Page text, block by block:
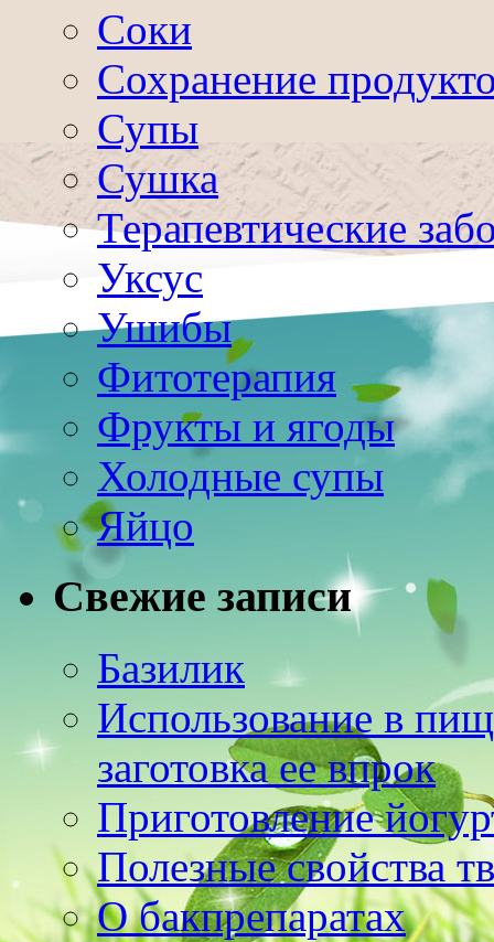
Соки
Сохранение
Супы
Сушка
Терапевтические
Уксус
Ушибы
Фитотерапия
Фрукты и ягоды
Холодные супы
Яйцо
Свежие записи
Базилик
Использование в
заготовка ее впрок
Приготовление
Полезные свойства
О бакпрепаратах